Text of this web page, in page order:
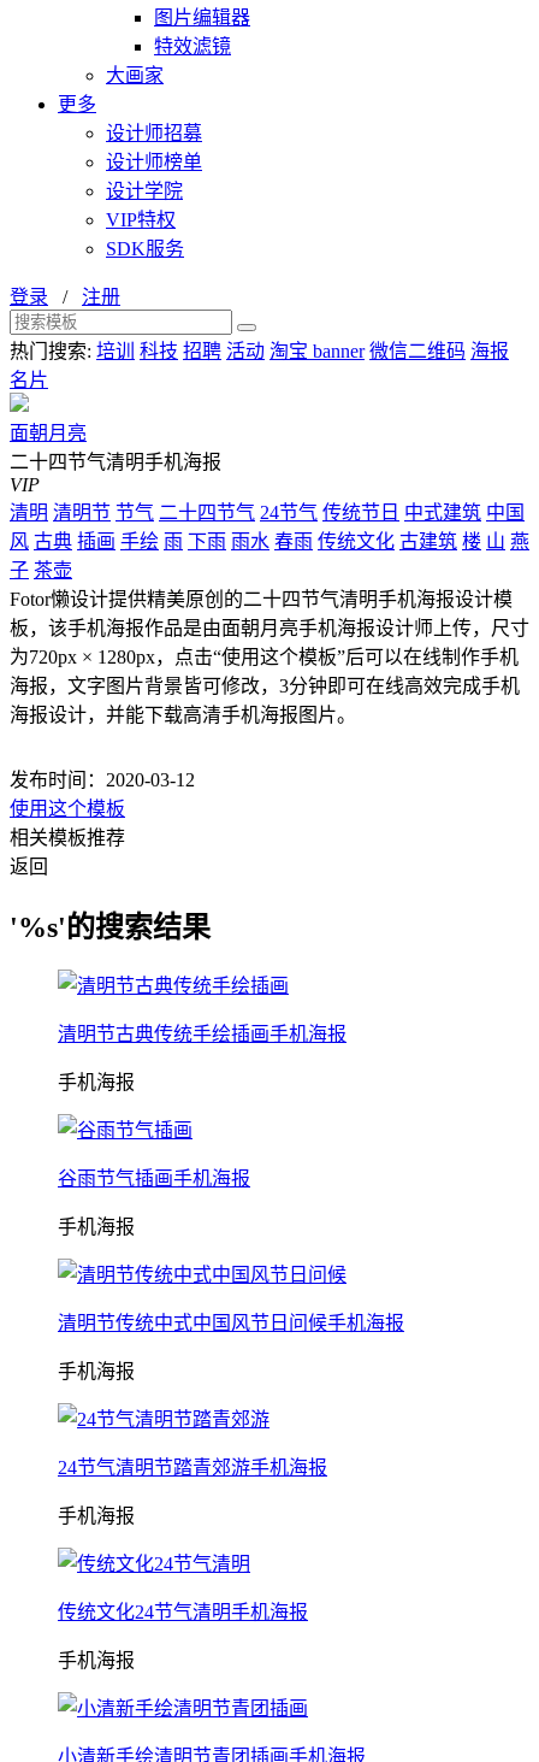
图片编辑器
特效滤镜
大画家
更多
设计师招募
设计师榜单
设计学院
VIP特权
SDK服务
登录 / 注册
热门搜索: 培训 科技 招聘 活动 淘宝 banner 微信二维码 海报
名片
面朝月亮
二十四节气清明手机海报
VIP
清明 清明节 节气 二十四节气 24节气 传统节日 中式建筑 中国
风 古典 插画 手绘 雨 下雨 雨水 春雨 传统文化 古建筑 楼 山 燕
子 茶壶
Fotor懒设计提供精美原创的二十四节气清明手机海报设计模
板，该手机海报作品是由面朝月亮手机海报设计师上传，尺寸
为720px × 1280px，点击“使用这个模板”后可以在线制作手机
海报，文字图片背景皆可修改，3分钟即可在线高效完成手机
海报设计，并能下载高清手机海报图片。
发布时间：2020-03-12
使用这个模板
相关模板推荐
返回
'%s'的搜索结果
清明节古典传统手绘插画手机海报
手机海报
谷雨节气插画手机海报
手机海报
清明节传统中式中国风节日问候手机海报
手机海报
24节气清明节踏青郊游手机海报
手机海报
传统文化24节气清明手机海报
手机海报
小清新手绘清明节青团插画手机海报